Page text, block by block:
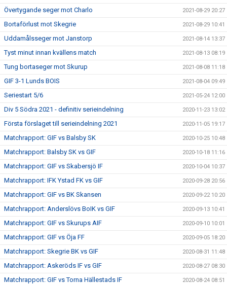
Övertygande seger mot Charlo 2021-08-29 20:27
Bortaförlust mot Skegrie 2021-08-29 10:41
Uddamålsseger mot Janstorp 2021-08-14 13:37
Tyst minut innan kvällens match 2021-08-13 08:19
Tung bortaseger mot Skurup 2021-08-08 11:18
GIF 3-1 Lunds BOIS 2021-08-04 09:49
Seriestart 5/6 2021-05-24 12:00
Div 5 Södra 2021 - definitiv serieindelning 2020-11-23 13:02
Första förslaget till serieindelning 2021 2020-11-05 19:17
Matchrapport: GIF vs Balsby SK 2020-10-25 10:48
Matchrapport: Balsby SK vs GIF 2020-10-18 11:16
Matchrapport: GIF vs Skabersjö IF 2020-10-04 10:37
Matchrapport: IFK Ystad FK vs GIF 2020-09-28 20:56
Matchrapport: GIF vs BK Skansen 2020-09-22 10:20
Matchrapport: Anderslövs BoIK vs GIF 2020-09-13 10:41
Matchrapport: GIF vs Skurups AIF 2020-09-10 10:01
Matchrapport: GIF vs Öja FF 2020-09-05 18:20
Matchrapport: Skegrie BK vs GIF 2020-08-31 11:48
Matchrapport: Askeröds IF vs GIF 2020-08-27 08:30
Matchrapport: GIF vs Torna Hällestads IF 2020-08-24 08:51